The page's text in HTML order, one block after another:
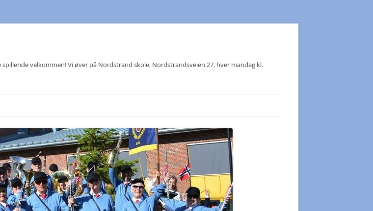
velkommen! Vi øver på Nordstrand skole, Nordstrandsveien 27, hver mandag kl.